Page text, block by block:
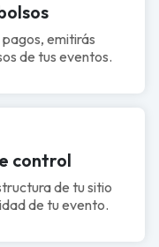
emitirás
de tus eventos.
control
de tu sitio
de tu evento.